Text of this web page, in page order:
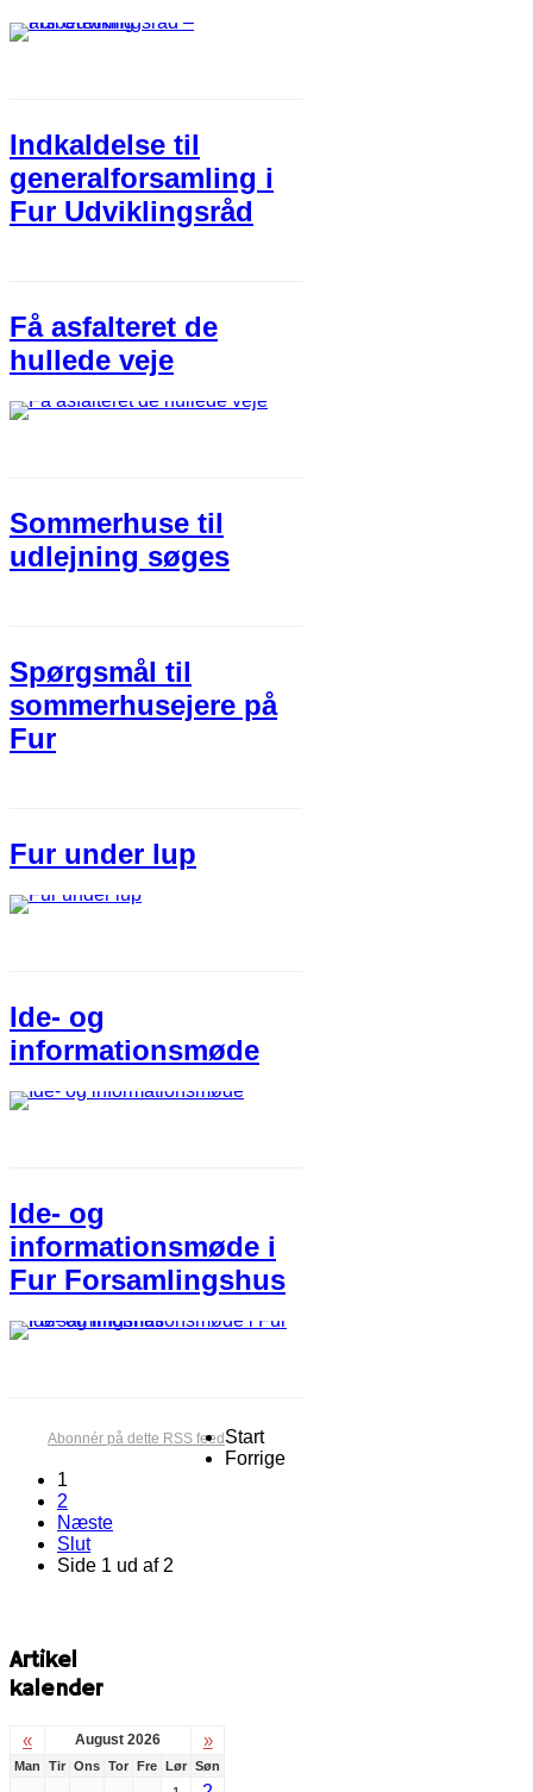
Indkaldelse til
generalforsamling i
Fur Udviklingsråd
Få asfalteret de
hullede veje
Sommerhuse til
udlejning søges
Spørgsmål til
sommerhusejere på
Fur
Fur under lup
Ide- og
informationsmøde
Ide- og
informationsmøde i
Fur Forsamlingshus
Abonnér på dette RSS feedStart
Forrige
1
2
Næste
Slut
Side 1 ud af 2
Artikel
kalender
« August 2026 »
Man Tir Ons Tor Fre Lør Søn